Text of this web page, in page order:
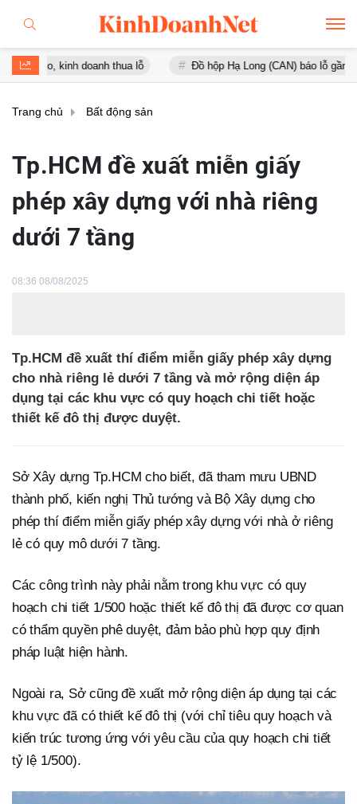
kinh doanh thua lỗ Đồ hộp Hạ Long (CAN) báo lỗ gần 16 tỷ
Trang chủ Bất động sản
Tp.HCM đề xuất miễn giấy
phép xây dựng với nhà riêng
dưới 7 tầng
08:36 08/08/2025
Tp.HCM đề xuất thí điểm miễn giấy phép xây dựng
cho nhà riêng lẻ dưới 7 tầng và mở rộng diện áp
dụng tại các khu vực có quy hoạch chi tiết hoặc
thiết kế đô thị được duyệt.
Sở Xây dựng Tp.HCM cho biết, đã tham mưu UBND
thành phố, kiến nghị Thủ tướng và Bộ Xây dựng cho
phép thí điểm miễn giấy phép xây dựng với nhà ở riêng
lẻ có quy mô dưới 7 tầng.
Các công trình này phải nằm trong khu vực có quy
hoạch chi tiết 1/500 hoặc thiết kế đô thị đã được cơ quan
có thẩm quyền phê duyệt, đảm bảo phù hợp quy định
pháp luật hiện hành.
Ngoài ra, Sở cũng đề xuất mở rộng diện áp dụng tại các
khu vực đã có thiết kế đô thị (với chỉ tiêu quy hoạch và
kiến trúc tương ứng với yêu cầu của quy hoạch chi tiết
tỷ lệ 1/500).